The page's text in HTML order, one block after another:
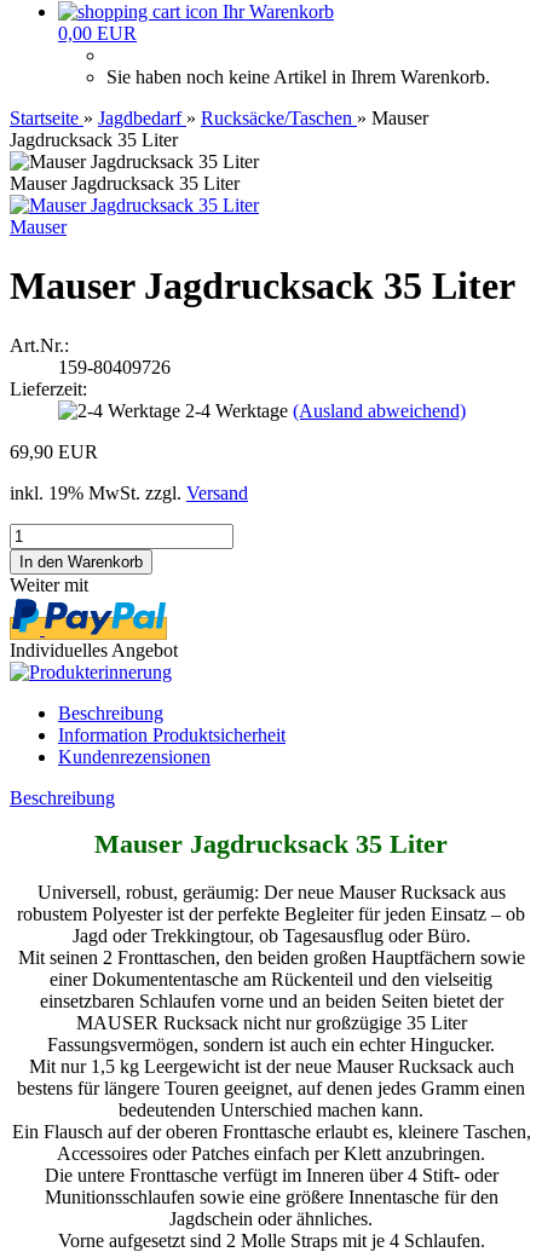
Ihr Warenkorb
0,00 EUR
Sie haben noch keine Artikel in Ihrem Warenkorb.
Startseite » Jagdbedarf » Rucksäcke/Taschen » Mauser
Jagdrucksack 35 Liter
Mauser Jagdrucksack 35 Liter
Mauser
Mauser Jagdrucksack 35 Liter
Art.Nr.:
159-80409726
Lieferzeit:
2-4 Werktage (Ausland abweichend)
69,90 EUR
inkl. 19% MwSt. zzgl. Versand
Weiter mit
Individuelles Angebot
Beschreibung
Information Produktsicherheit
Kundenrezensionen
Beschreibung
Mauser Jagdrucksack 35 Liter
Universell, robust, geräumig: Der neue Mauser Rucksack aus
robustem Polyester ist der perfekte Begleiter für jeden Einsatz – ob
Jagd oder Trekkingtour, ob Tagesausflug oder Büro.
Mit seinen 2 Fronttaschen, den beiden großen Hauptfächern sowie
einer Dokumententasche am Rückenteil und den vielseitig
einsetzbaren Schlaufen vorne und an beiden Seiten bietet der
MAUSER Rucksack nicht nur großzügige 35 Liter
Fassungsvermögen, sondern ist auch ein echter Hingucker.
Mit nur 1,5 kg Leergewicht ist der neue Mauser Rucksack auch
bestens für längere Touren geeignet, auf denen jedes Gramm einen
bedeutenden Unterschied machen kann.
Ein Flausch auf der oberen Fronttasche erlaubt es, kleinere Taschen,
Accessoires oder Patches einfach per Klett anzubringen.
Die untere Fronttasche verfügt im Inneren über 4 Stift- oder
Munitionsschlaufen sowie eine größere Innentasche für den
Jagdschein oder ähnliches.
Vorne aufgesetzt sind 2 Molle Straps mit je 4 Schlaufen.